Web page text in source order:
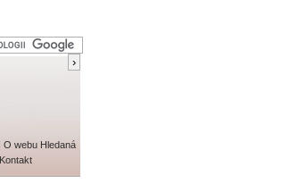
O webu Hledaná
Kontakt